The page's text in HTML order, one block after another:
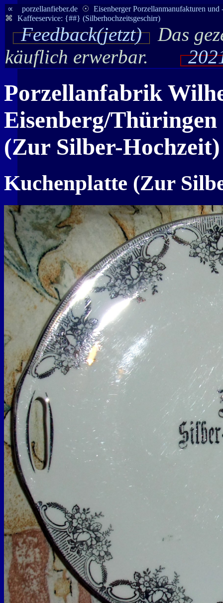
∝ porzellanfieber.de ☉ Eisenberger Porzellanmanufakturen und
⌘
Kaffeeservice: {##} (Silberhochzeitsgeschirr)
Feedback(jetzt)
Das
käuflich erwerbar.
Porzellanfabrik
Eisenberg/
(Zur Silber-Hochzeit)
Kuchenplatte (Zur